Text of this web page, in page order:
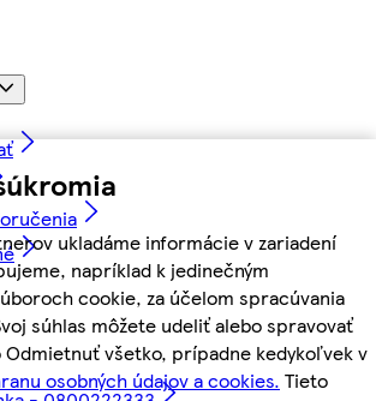
ukladáme informácie v zariadení
napríklad k jedinečným
cookie, za účelom spracúvania
súhlas môžete udeliť alebo spravovať
všetko, prípadne kedykoľvek v
osobných údajov a cookies. Tieto